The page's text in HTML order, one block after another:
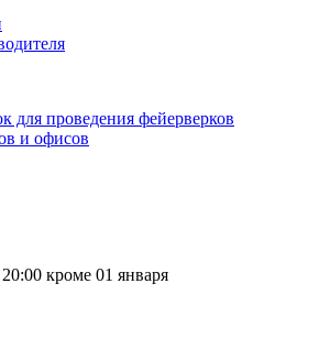
для проведения фейерверков
и офисов
кроме 01 января